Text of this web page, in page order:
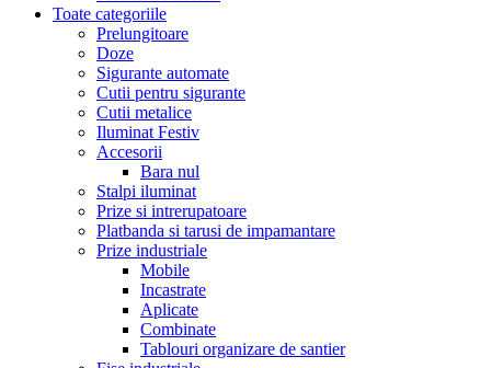
Toate categoriile
Prelungitoare
Doze
Sigurante automate
Cutii pentru sigurante
Cutii metalice
Iluminat Festiv
Accesorii
Bara nul
Stalpi iluminat
Prize si intrerupatoare
Platbanda si tarusi de impamantare
Prize industriale
Mobile
Incastrate
Aplicate
Combinate
Tablouri organizare de santier